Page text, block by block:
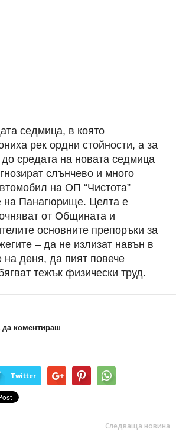
седмица, в която
рек ордни стойности, а за
средата на новата седмица
слънчево и много
на ОП “Чистота”
на Панагюрище. Целта е
от Общината и
основните препоръки за
– да не излизат навън в
на деня, да пият повече
тежък физически труд.
да коментираш
Twitter
Следваща новина